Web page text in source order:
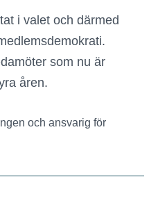
i valet och därmed
som nu är
åren.
och ansvarig för